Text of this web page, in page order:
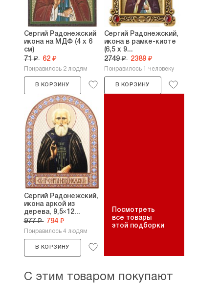
Сергий Радонежский
икона на МДФ (4 х 6
см)
71 ₽ 62 ₽
Понравилось 2 людям
В КОРЗИНУ
Сергий Радонежский,
икона в рамке-киоте
(6,5 х 9...
2749 ₽ 2389 ₽
Понравилось 1 человеку
В КОРЗИНУ
Сергий Радонежский,
икона аркой из
дерева, 9,5×12...
977 ₽ 794 ₽
Понравилось 4 людям
В КОРЗИНУ
Посмотреть
все товары
этой подборки
С этим товаром покупают